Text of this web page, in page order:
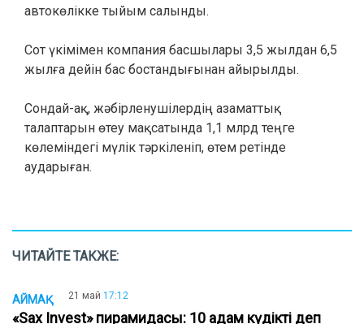
автокөлікке тыйым салынды.
Сот үкімімен компания басшылары 3,5 жылдан 6,5
жылға дейін бас бостандығынан айырылды.
Сондай-ақ, жәбірленушілердің азаматтық
талаптарын өтеу мақсатында 1,1 млрд теңге
көлеміндегі мүлік тәркіленіп, өтем ретінде
аударыған.
ЧИТАЙТЕ ТАКЖЕ:
АЙМАҚ 21 май 17:12
«Sax Invest» пирамидасы: 10 адам күдікті деп